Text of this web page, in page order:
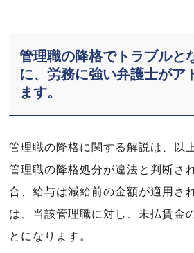
管理職の降格でトラブルと
に、労務に強い弁護士がア
ます。
管理職の降格に関する解説は、以
管理職の降格処分が違法と判断さ
合、給与は減給前の金額が適用さ
は、当該管理職に対し、未払賃金
とになります。